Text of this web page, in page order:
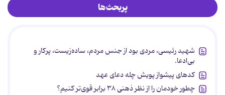
پربحث‌ها
شهید رئیسی، مردی بود از جنس مردم، ساده‌زیست، پرکار و
بی‌ادعا.
کدهای پیشواز پویش چله دعای عهد
چطور خودمان را از نظر ذهنی ۳۸ برابر قوی‌تر کنیم؟